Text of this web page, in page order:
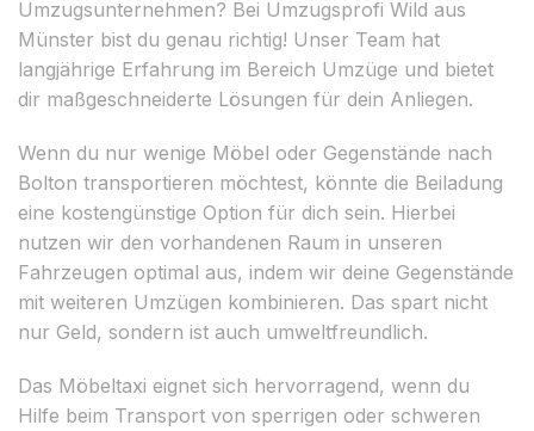
Umzugsunternehmen? Bei Umzugsprofi Wild aus
Münster bist du genau richtig! Unser Team hat
langjährige Erfahrung im Bereich Umzüge und bietet
dir maßgeschneiderte Lösungen für dein Anliegen.
Wenn du nur wenige Möbel oder Gegenstände nach
Bolton transportieren möchtest, könnte die Beiladung
eine kostengünstige Option für dich sein. Hierbei
nutzen wir den vorhandenen Raum in unseren
Fahrzeugen optimal aus, indem wir deine Gegenstände
mit weiteren Umzügen kombinieren. Das spart nicht
nur Geld, sondern ist auch umweltfreundlich.
Das Möbeltaxi eignet sich hervorragend, wenn du
Hilfe beim Transport von sperrigen oder schweren